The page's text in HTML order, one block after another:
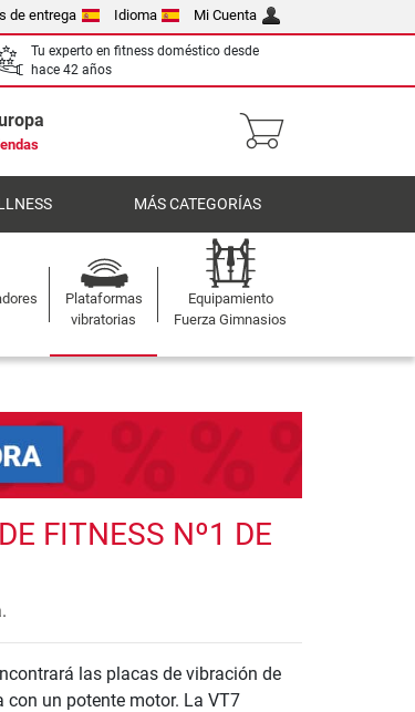
de entrega Idioma Mi Cuenta
Tu experto en fitness doméstico desde
hace 42 años
MÁS CATEGORÍAS
Plataformas
vibratorias
Equipamiento
Fuerza Gimnasios
FITNESS Nº1 DE
las placas de vibración de
un potente motor. La VT7